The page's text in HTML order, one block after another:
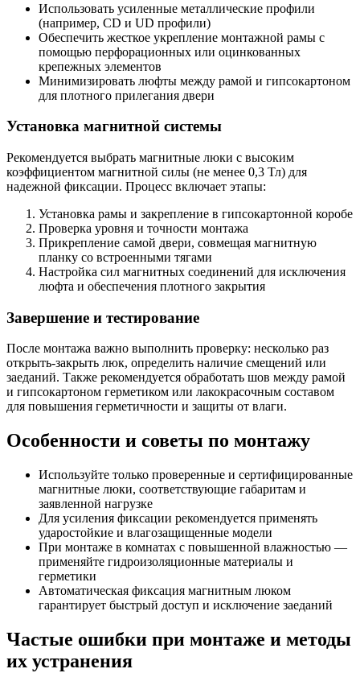
Использовать усиленные металлические профили
(например, CD и UD профили)
Обеспечить жесткое укрепление монтажной рамы с
помощью перфорационных или оцинкованных
крепежных элементов
Минимизировать люфты между рамой и гипсокартоном
для плотного прилегания двери
Установка магнитной системы
Рекомендуется выбрать магнитные люки с высоким
коэффициентом магнитной силы (не менее 0,3 Тл) для
надежной фиксации. Процесс включает этапы:
Установка рамы и закрепление в гипсокартонной коробе
Проверка уровня и точности монтажа
Прикрепление самой двери, совмещая магнитную
планку со встроенными тягами
Настройка сил магнитных соединений для исключения
люфта и обеспечения плотного закрытия
Завершение и тестирование
После монтажа важно выполнить проверку: несколько раз
открыть-закрыть люк, определить наличие смещений или
заеданий. Также рекомендуется обработать шов между рамой
и гипсокартоном герметиком или лакокрасочным составом
для повышения герметичности и защиты от влаги.
Особенности и советы по монтажу
Используйте только проверенные и сертифицированные
магнитные люки, соответствующие габаритам и
заявленной нагрузке
Для усиления фиксации рекомендуется применять
ударостойкие и влагозащищенные модели
При монтаже в комнатах с повышенной влажностью —
применяйте гидроизоляционные материалы и
герметики
Автоматическая фиксация магнитным люком
гарантирует быстрый доступ и исключение заеданий
Частые ошибки при монтаже и методы
их устранения